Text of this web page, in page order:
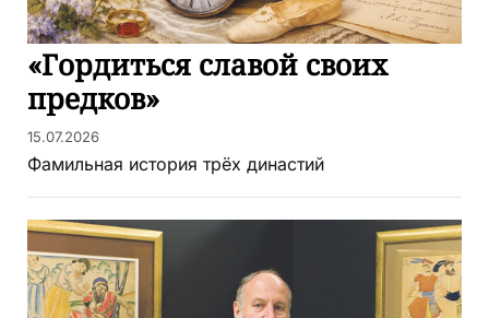
«Гордиться славой своих
предков»
15.07.2026
Фамильная история трёх династий